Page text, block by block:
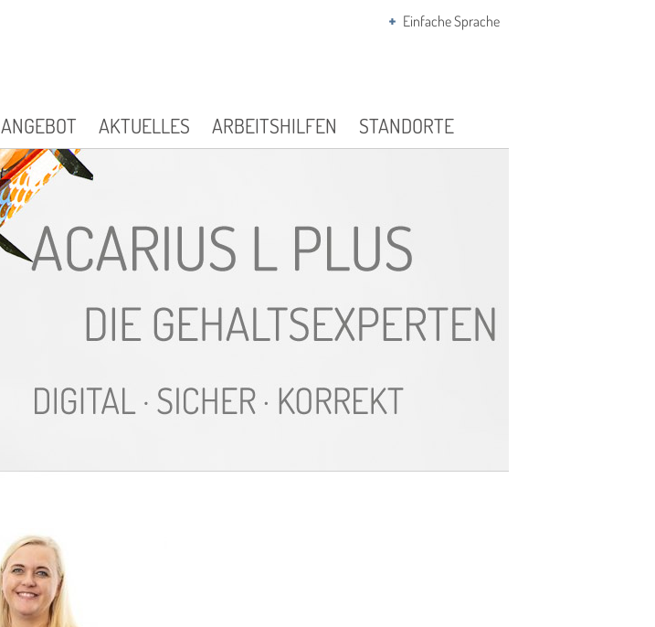
Einfache Sprache
ANGEBOT AKTUELLES ARBEITSHILFEN STANDORTE